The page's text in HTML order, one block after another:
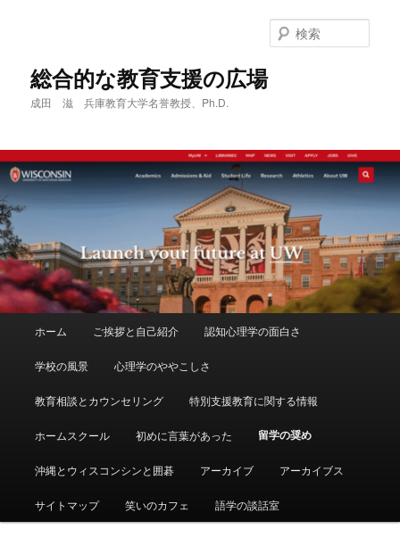
へ
移
動
総合的な教育支援の広場
成田 滋 兵庫教育大学名誉教授、Ph.D.
索
ホーム ご挨拶と自己紹介 認知心理学の面白さ
学校の風景 心理学のややこしさ
教育相談とカウンセリング 特別支援教育に関する情報
ホームスクール 初めに言葉があった 留学の奨め
沖縄とウィスコンシンと囲碁 アーカイブ アーカイブス
サイトマップ 笑いのカフェ 語学の談話室